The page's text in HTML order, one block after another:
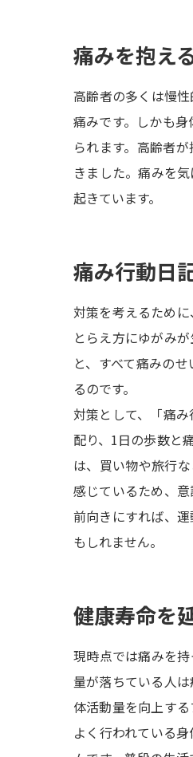
痛みを抱え
高齢者の多くは慢
痛みです。しかも
られます。高齢者
きました。痛みを
起きています。
痛み行動日
対策を考えるため
とらえ方にゆがみ
と、すべて痛みの
るのです。
対策として、「痛
配り、1日の歩数と
は、買い物や旅行
感じているため、
前向きにすれば、
もしれません。
健康寿命を
現時点では痛みを
量が落ちている人
体活動量を向上す
よく行われている